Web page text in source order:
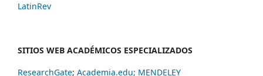
LatinRev
SITIOS WEB ACADÉMICOS ESPECIALIZADOS
ResearchGate; Academia.edu; MENDELEY